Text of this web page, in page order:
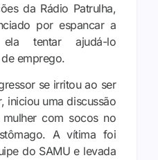
da Rádio Patrulha,
por espancar a
tentar ajudá-lo
emprego.
se irritou ao ser
iniciou uma discussão
com socos no
A vítima foi
do SAMU e levada